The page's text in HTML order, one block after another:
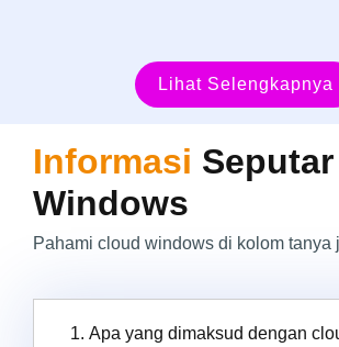
Lihat Selengkapnya
Informasi
Windows
Pahami cloud windows di kolom tanya
1. Apa yang dimaksud dengan